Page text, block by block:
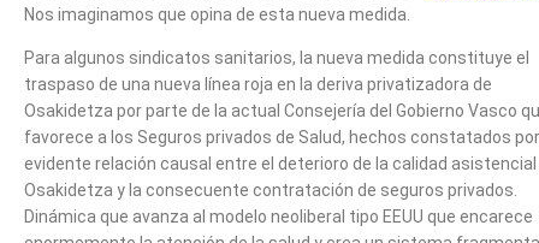
Nos imaginamos que opina de esta nueva medida.
Para algunos sindicatos sanitarios, la nueva medida constituye el
traspaso de una nueva línea roja en la deriva privatizadora de
Osakidetza por parte de la actual Consejería del Gobierno Vasco
favorece a los Seguros privados de Salud, hechos constatados
evidente relación causal entre el deterioro de la calidad asistencial
Osakidetza y la consecuente contratación de seguros privados.
Dinámica que avanza al modelo neoliberal tipo EEUU que encarece